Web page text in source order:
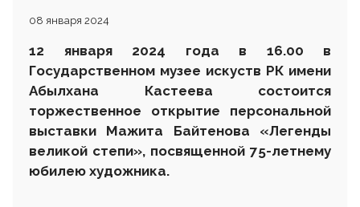
08 января 2024
12 января2024 года в 16.00 в
Государственном музее искуств РК имени
Абылхана Кастеева состоится
торжественное открытие
персональной
выставки Мажита Байтенова «Легенды
великой степи», посвященной 75-летнему
юбилею художника.